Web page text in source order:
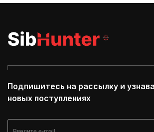
Подпишитесь на рассылку и
новых поступлениях